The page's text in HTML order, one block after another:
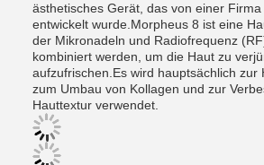
ästhetisches Gerät, das von einer
entwickelt wurde.Morpheus 8 ist eine
der Mikronadeln und Radiofrequenz
kombiniert werden, um die Haut zu
aufzufrischen.Es wird hauptsächlich zur
zum Umbau von Kollagen und zur
Hauttextur verwendet.